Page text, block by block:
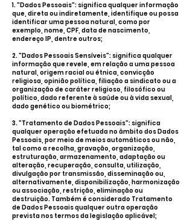
1. "Dados Pessoais": significa qualquer informação
que, direta ou indiretamente, identifique ou possa
identificar uma pessoa natural, como por
exemplo, nome, CPF, data de nascimento,
endereço IP, dentre outros;
2. "Dados Pessoais Sensíveis": significa qualquer
informação que revele, em relação a uma pessoa
natural, origem racial ou étnica, convicção
religiosa, opinião política, filiação a sindicato ou a
organização de caráter religioso, filosófico ou
político, dado referente à saúde ou à vida sexual,
dado genético ou biométrico;
3. "Tratamento de Dados Pessoais": significa
qualquer operação efetuada no âmbito dos Dados
Pessoais, por meio de meios automáticos ou não,
tal como a recolha, gravação, organização,
estruturação, armazenamento, adaptação ou
alteração, recuperação, consulta, utilização,
divulgação por transmissão, disseminação ou,
alternativamente, disponibilização, harmonização
ou associação, restrição, eliminação ou
destruição. Também é considerado Tratamento
de Dados Pessoais qualquer outra operação
prevista nos termos da legislação aplicável;